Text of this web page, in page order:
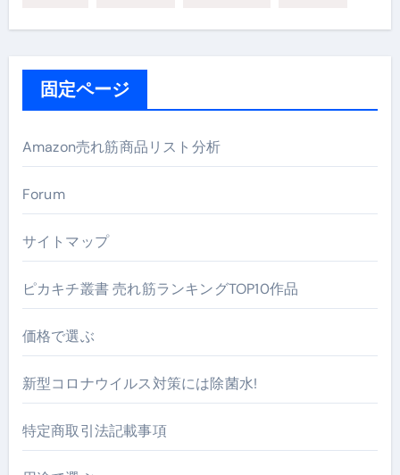
固定ページ
Amazon売れ筋商品リスト分析
Forum
サイトマップ
ピカキチ叢書 売れ筋ランキングTOP10作品
価格で選ぶ
新型コロナウイルス対策には除菌水!
特定商取引法記載事項